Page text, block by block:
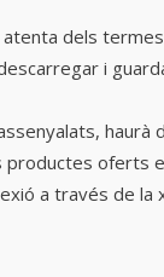
atenta dels
i
haurà
productes oferts
a través de la